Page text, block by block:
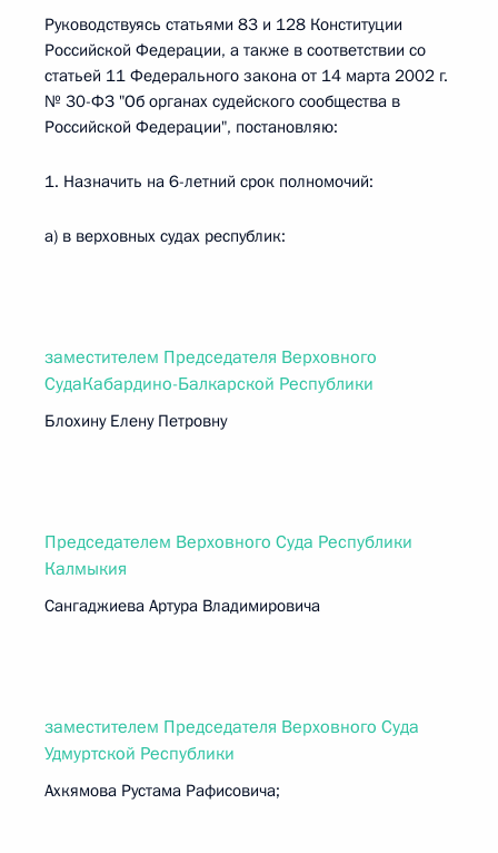
Руководствуясь статьями 83 и 128 Конституции
Российской Федерации, а также в соответствии со
статьей 11 Федерального закона от 14 марта 2002 г.
№ 30-ФЗ "Об органах судейского сообщества в
Российской Федерации", постановляю:
1. Назначить на 6-летний срок полномочий:
а) в верховных судах республик:
заместителем Председателя Верховного
СудаКабардино-Балкарской Республики
Блохину Елену Петровну
Председателем Верховного Суда Республики
Калмыкия
Сангаджиева Артура Владимировича
заместителем Председателя Верховного Суда
Удмуртской Республики
Ахкямова Рустама Рафисовича;